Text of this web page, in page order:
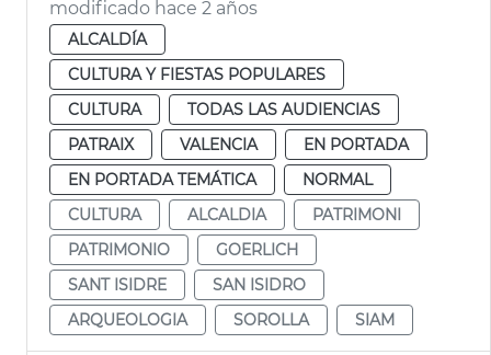
modificado hace 2 años
ALCALDÍA
CULTURA Y FIESTAS POPULARES
CULTURA
TODAS LAS AUDIENCIAS
PATRAIX
VALENCIA
EN PORTADA
EN PORTADA TEMÁTICA
NORMAL
CULTURA
ALCALDIA
PATRIMONI
PATRIMONIO
GOERLICH
SANT ISIDRE
SAN ISIDRO
ARQUEOLOGIA
SOROLLA SIAM